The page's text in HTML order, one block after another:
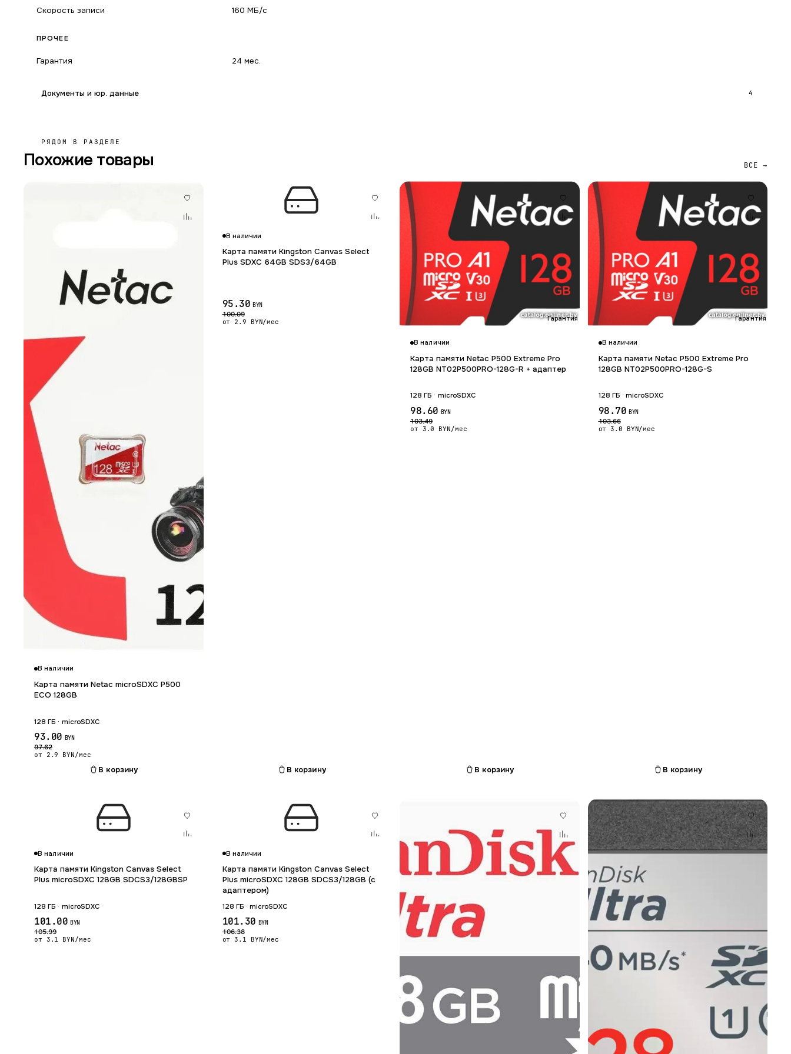
Скорость записи 160 МБ/с
ПРОЧЕЕ
Гарантия 24 мес.
Документы и юр. данные 4
РЯДОМ В РАЗДЕЛЕ
Похожие товары ВСЕ →
В наличии
Карта памяти Netac microSDXC P500
ECO 128GB
128 ГБ · microSDXC
93.00 BYN
97.62
от 2.9 BYN/мес
В корзину
В наличии
Карта памяти Kingston Canvas Select
Plus SDXC 64GB SDS3/64GB
95.30 BYN
100.09
от 2.9 BYN/мес
В корзину
Гарантия 12 мес.
В наличии
Карта памяти Netac P500 Extreme Pro
128GB NT02P500PRO-128G-R + адаптер
128 ГБ · microSDXC
98.60 BYN
103.49
от 3.0 BYN/мес
В корзину
Гарантия 12 мес.
В наличии
Карта памяти Netac P500 Extreme Pro
128GB NT02P500PRO-128G-S
128 ГБ · microSDXC
98.70 BYN
103.66
от 3.0 BYN/мес
В корзину
В наличии
Карта памяти Kingston Canvas Select
Plus microSDXC 128GB SDCS3/128GBSP
128 ГБ · microSDXC
101.00 BYN
105.99
от 3.1 BYN/мес
В наличии
Карта памяти Kingston Canvas Select
Plus microSDXC 128GB SDCS3/128GB (с
адаптером)
128 ГБ · microSDXC
101.30 BYN
106.38
от 3.1 BYN/мес